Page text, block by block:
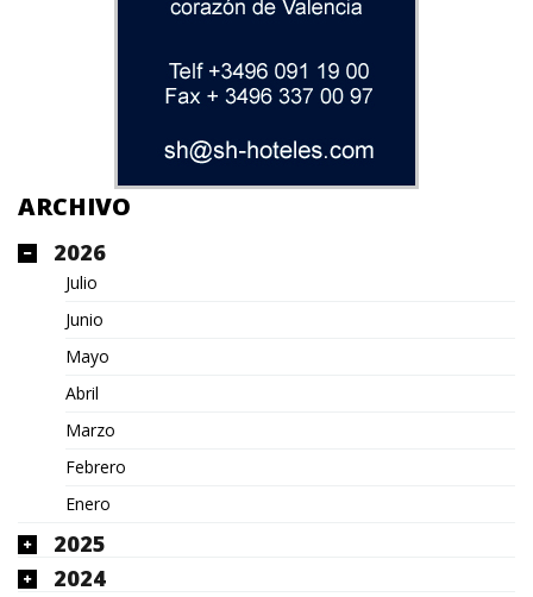
ARCHIVO
2026
Julio
Junio
Mayo
Abril
Marzo
Febrero
Enero
2025
2024